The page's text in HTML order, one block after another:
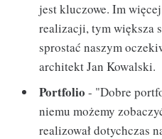
jest kluczowe. Im
realizacji, tym większa
sprostać naszym
architekt Jan Kowalski.
Portfolio - "Dobre
niemu możemy
realizował dotychczas